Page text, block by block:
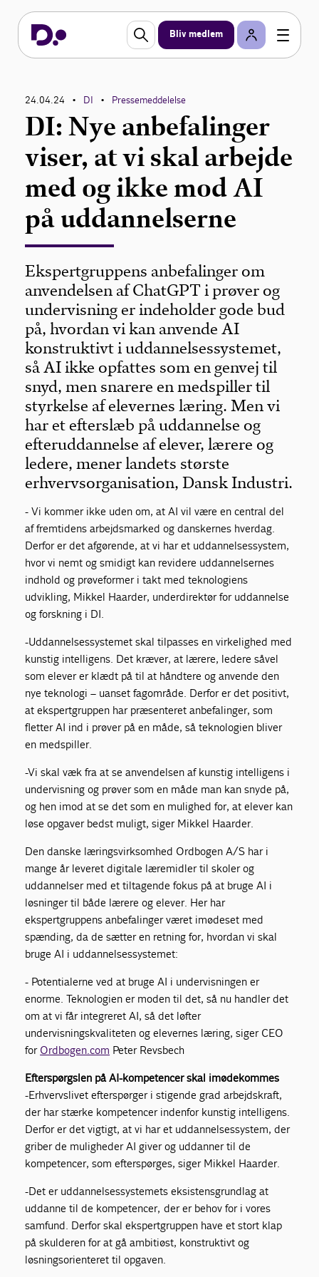
Bliv medlem
24.04.24 • DI • Pressemeddelelse
DI: Nye anbefalinger
viser, at vi skal arbejde
med og ikke mod AI
på uddannelserne
Ekspertgruppens anbefalinger om
anvendelsen af ChatGPT i prøver og
undervisning er indeholder gode bud
på, hvordan vi kan anvende AI
konstruktivt i uddannelsessystemet,
så AI ikke opfattes som en genvej til
snyd, men snarere en medspiller til
styrkelse af elevernes læring. Men vi
har et efterslæb på uddannelse og
efteruddannelse af elever, lærere og
ledere, mener landets største
erhvervsorganisation, Dansk Industri.
- Vi kommer ikke uden om, at AI vil være en central del
af fremtidens arbejdsmarked og danskernes hverdag.
Derfor er det afgørende, at vi har et uddannelsessystem,
hvor vi nemt og smidigt kan revidere uddannelsernes
indhold og prøveformer i takt med teknologiens
udvikling, Mikkel Haarder, underdirektør for uddannelse
og forskning i DI.
-Uddannelsessystemet skal tilpasses en virkelighed med
kunstig intelligens. Det kræver, at lærere, ledere såvel
som elever er klædt på til at håndtere og anvende den
nye teknologi – uanset fagområde. Derfor er det positivt,
at ekspertgruppen har præsenteret anbefalinger, som
fletter AI ind i prøver på en måde, så teknologien bliver
en medspiller.
-Vi skal væk fra at se anvendelsen af kunstig intelligens i
undervisning og prøver som en måde man kan snyde på,
og hen imod at se det som en mulighed for, at elever kan
løse opgaver bedst muligt, siger Mikkel Haarder.
Den danske læringsvirksomhed Ordbogen A/S har i
mange år leveret digitale læremidler til skoler og
uddannelser med et tiltagende fokus på at bruge AI i
løsninger til både lærere og elever. Her har
ekspertgruppens anbefalinger været imødeset med
spænding, da de sætter en retning for, hvordan vi skal
bruge AI i uddannelsessystemet:
- Potentialerne ved at bruge AI i undervisningen er
enorme. Teknologien er moden til det, så nu handler det
om at vi får integreret AI, så det løfter
undervisningskvaliteten og elevernes læring, siger CEO
for Ordbogen.com Peter Revsbech
Efterspørgslen på AI-kompetencer skal imødekommes
-Erhvervslivet efterspørger i stigende grad arbejdskraft,
der har stærke kompetencer indenfor kunstig intelligens.
Derfor er det vigtigt, at vi har et uddannelsessystem, der
griber de muligheder AI giver og uddanner til de
kompetencer, som efterspørges, siger Mikkel Haarder.
-Det er uddannelsessystemets eksistensgrundlag at
uddanne til de kompetencer, der er behov for i vores
samfund. Derfor skal ekspertgruppen have et stort klap
på skulderen for at gå ambitiøst, konstruktivt og
løsningsorienteret til opgaven.